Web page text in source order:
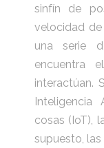
sinfín de
velocidad
una serie
encuentra
interactúan.
Inteligencia
cosas (IoT),
supuesto,